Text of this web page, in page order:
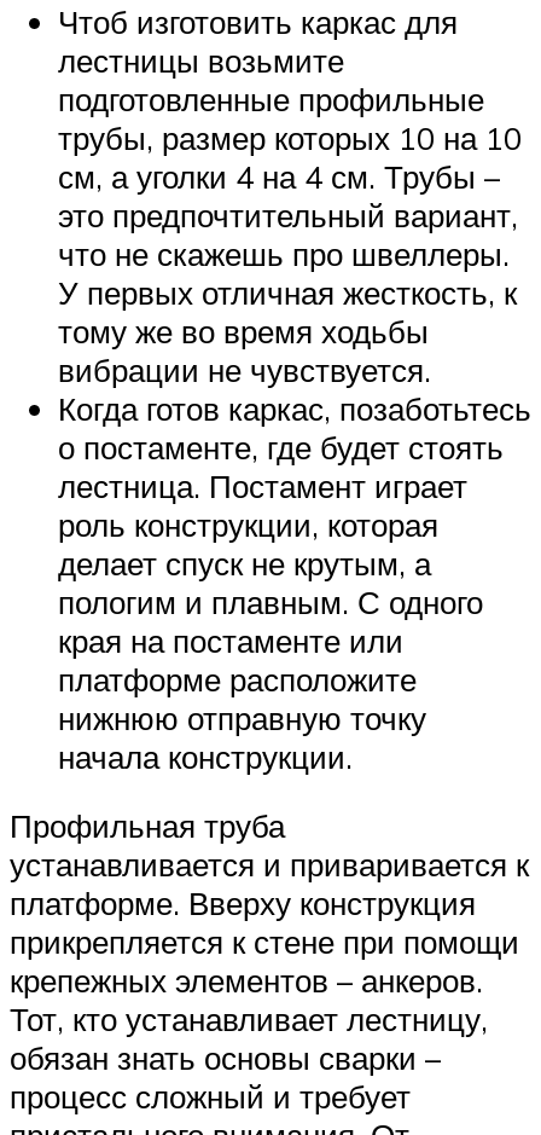
Чтоб изготовить каркас для
лестницы возьмите
подготовленные профильные
трубы, размер которых 10 на 10
см, а уголки 4 на 4 см. Трубы –
это предпочтительный вариант,
что не скажешь про швеллеры.
У первых отличная жесткость, к
тому же во время ходьбы
вибрации не чувствуется.
Когда готов каркас, позаботьтесь
о постаменте, где будет стоять
лестница. Постамент играет
роль конструкции, которая
делает спуск не крутым, а
пологим и плавным. С одного
края на постаменте или
платформе расположите
нижнюю отправную точку
начала конструкции.
Профильная труба
устанавливается и приваривается к
платформе. Вверху конструкция
прикрепляется к стене при помощи
крепежных элементов – анкеров.
Тот, кто устанавливает лестницу,
обязан знать основы сварки –
процесс сложный и требует